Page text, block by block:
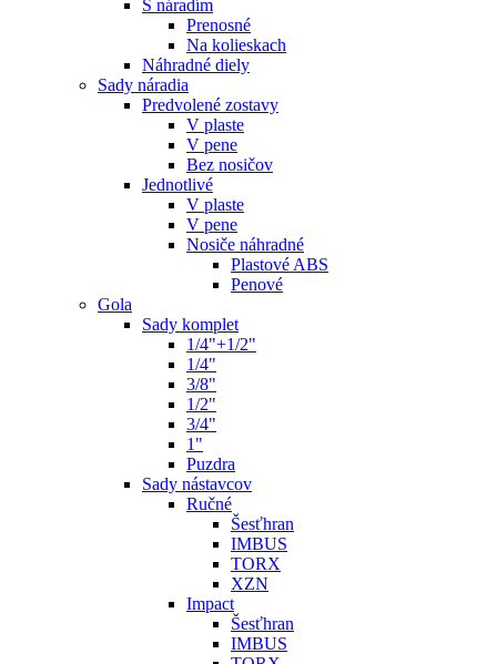
S náradím
Prenosné
Na kolieskach
Náhradné diely
Sady náradia
Predvolené zostavy
V plaste
V pene
Bez nosičov
Jednotlivé
V plaste
V pene
Nosiče náhradné
Plastové ABS
Penové
Gola
Sady komplet
1/4"+1/2"
1/4"
3/8"
1/2"
3/4"
1"
Puzdra
Sady nástavcov
Ručné
Šesťhran
IMBUS
TORX
XZN
Impact
Šesťhran
IMBUS